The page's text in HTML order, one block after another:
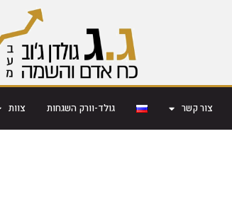
צור קשר גולד-וורק השגחות צוות